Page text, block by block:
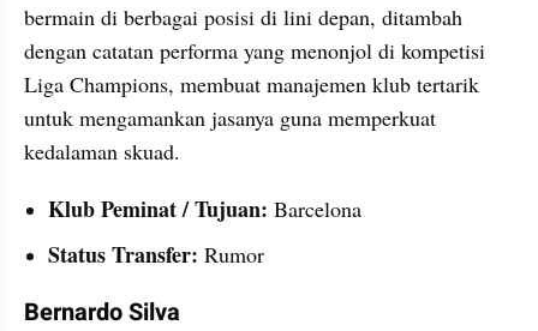
bermain di berbagai posisi di lini depan, ditambah
dengan catatan performa yang menonjol di kompetisi
Liga Champions, membuat manajemen klub tertarik
untuk mengamankan jasanya guna memperkuat
kedalaman skuad.
Klub Peminat / Tujuan: Barcelona
Status Transfer: Rumor
Bernardo Silva